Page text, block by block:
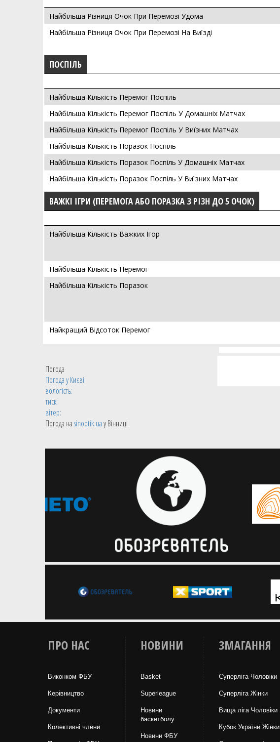
Найбільша Різниця Очок При Перемозі Удома
Найбільша Різниця Очок При Перемозі На Виїзді
ПОСПІЛЬ
Найбільша Кількість Перемог Поспіль
Найбільша Кількість Перемог Поспіль У Домашніх Матчах
Найбільша Кількість Перемог Поспіль У Виїзних Матчах
Найбільша Кількість Поразок Поспіль
Найбільша Кількість Поразок Поспіль У Домашніх Матчах
Найбільша Кількість Поразок Поспіль У Виїзних Матчах
ВАЖКІ ІГРИ (ПЕРЕМОГА АБО ПОРАЗКА З РІЗН ДО 5 ОЧОК)
Найбільша Кількість Важких Ігор
Найбільша Кількість Перемог
Найбільша Кількість Поразок
Найкращий Відсоток Перемог
Погода
Погода уКиєві
вологість:
тиск:
вітер:
Погода наsinoptik.uaу Вінниці
ПРО НАС
Виконком ФБУ
Керівництво
Документи
Колективні члени
НОВИНИ
Basket
Superleague
Новини
баскетболу
Новини ФБУ
ЗМАГАННЯ
Суперліга Чоловіки
Суперліга Жінки
Вища лiга Чоловіки
Кубок України Жінки